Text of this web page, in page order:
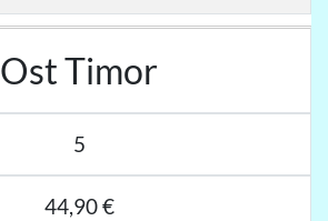
Ost Timor
5
44,90 €